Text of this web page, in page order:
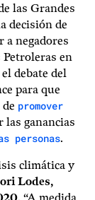
las Grandes
decisión de
a negadores
Petroleras en
debate del
para que
promover
las ganancias
personas.
climática y
Lodes,